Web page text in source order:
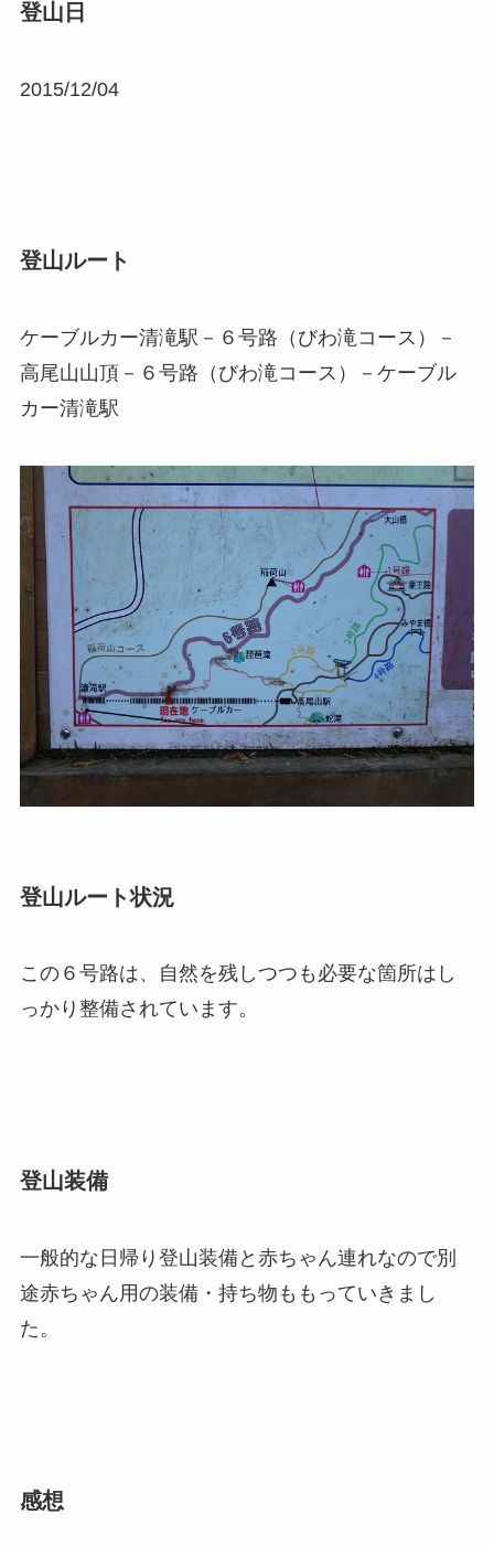
登山日
2015/12/04
登山ルート
ケーブルカー清滝駅－６号路（びわ滝コース）－
高尾山山頂－６号路（びわ滝コース）－ケーブル
カー清滝駅
登山ルート状況
この６号路は、自然を残しつつも必要な箇所はし
っかり整備されています。
登山装備
一般的な日帰り登山装備と赤ちゃん連れなので別
途赤ちゃん用の装備・持ち物ももっていきまし
た。
感想